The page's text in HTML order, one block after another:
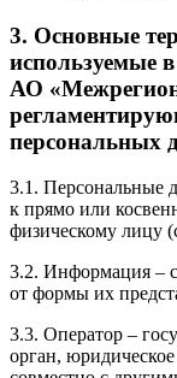
3. Основные
используемые
АО
персональных
3.1. Персональные
к прямо или
физическому лицу
3.2. Информация –
от формы их
3.3. Оператор –
орган,